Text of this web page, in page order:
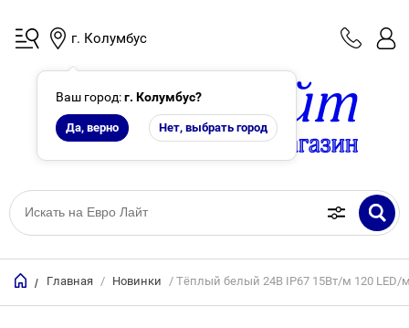
г. Колумбус
Ваш город:г. Колумбус?
Да, верно Нет, выбрать город
/ Главная / Новинки / Тёплый белый 24В IP67 15Вт/м 120 LED/м